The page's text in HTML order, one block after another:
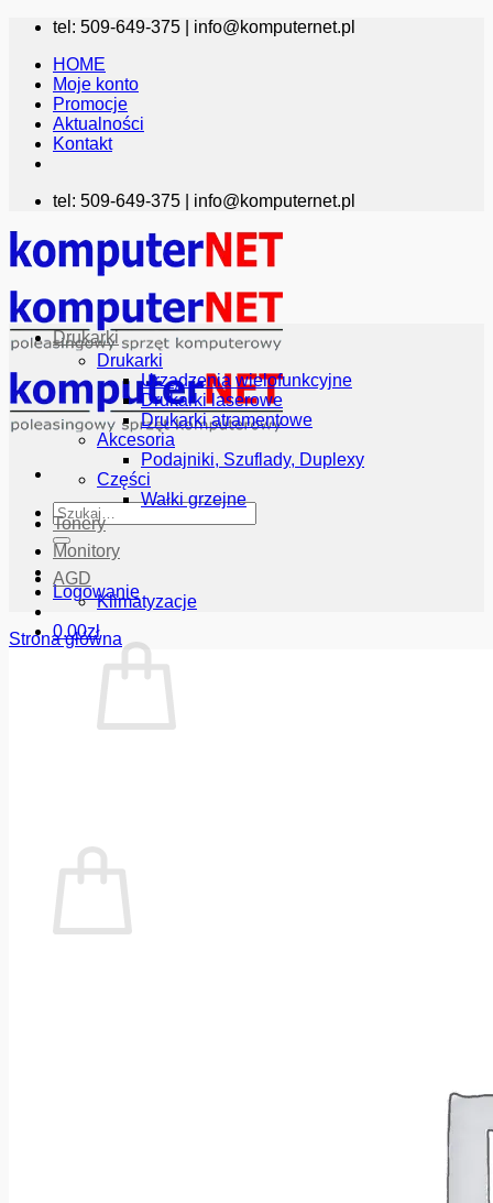
Przewiń
zawartości
tel: 509-649-375 | info@komputernet.pl
HOME
Moje konto
Promocje
Aktualności
Kontakt
tel: 509-649-375 | info@komputernet.pl
Szukaj:
Logowanie
0.00zł
Drukarki
Drukarki
Urządzenia wielofunkcyjne
Drukarki laserowe
Drukarki atramentowe
Akcesoria
Podajniki, Szuflady, Duplexy
Części
Wałki grzejne
Tonery
Monitory
AGD
Klimatyzacje
Strona główna